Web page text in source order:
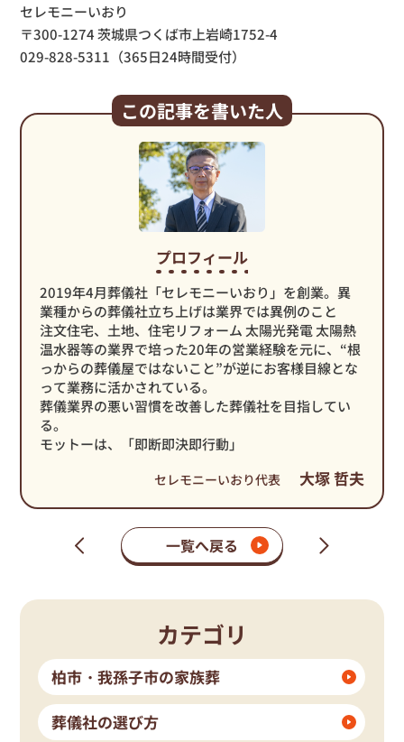
セレモニーいおり
〒300-1274 茨城県つくば市上岩崎1752-4
029-828-5311（365日24時間受付）
この記事を書いた人
プロフィール
2019年4月葬儀社「セレモニーいおり」を創業。異
業種からの葬儀社立ち上げは業界では異例のこと
注文住宅、土地、住宅リフォーム 太陽光発電 太陽熱
温水器等の業界で培った20年の営業経験を元に、“根
っからの葬儀屋ではないこと”が逆にお客様目線とな
って業務に活かされている。
葬儀業界の悪い習慣を改善した葬儀社を目指してい
る。
モットーは、「即断即決即行動」
セレモニーいおり代表 大塚 哲夫
ー
一覧へ戻る
前
ー
カテゴリ
柏市・我孫子市の家族葬
葬儀社の選び方